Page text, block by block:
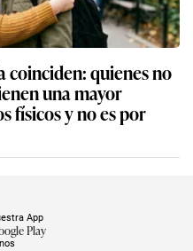
coinciden: quienes no
una mayor
físicos y no es por
App
Play